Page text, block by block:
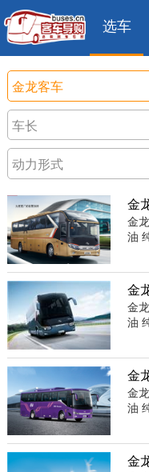
选车
金
金
油
金
金
油
金
金
油
金